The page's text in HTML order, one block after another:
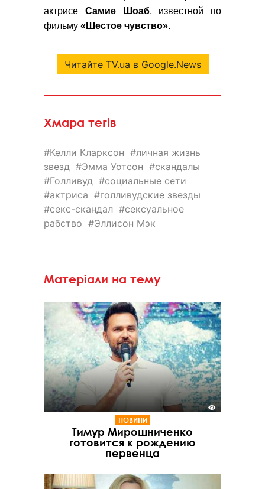
актрисе Самие Шоаб, известной по
фильму «Шестое чувство».
Читайте TV.ua в Google.News
Хмара тегів
Келли Кларксон
личная жизнь
звезд
Эмма Уотсон
скандалы
Голливуд
социальные сети
актриса
голливудские звезды
секс-скандал
сексуальное
рабство
Эллисон Мэк
Матеріали на тему
НОВИНИ
Тимур Мирошниченко
готовится к рождению
первенца